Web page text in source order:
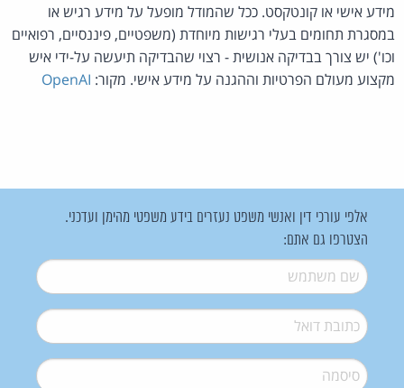
מידע אישי או קונטקסט. ככל שהמודל מופעל על מידע רגיש או
במסגרת תחומים בעלי רגישות מיוחדת (משפטיים, פיננסיים, רפואיים
וכו') יש צורך בבדיקה אנושית - רצוי שהבדיקה תיעשה על-ידי איש
מקצוע מעולם הפרטיות וההגנה על מידע אישי. מקור: OpenAI
אלפי עורכי דין ואנשי משפט נעזרים בידע משפטי מהימן ועדכני.
הצטרפו גם אתם:
שם משתמש*
דואל*
סיסמה*